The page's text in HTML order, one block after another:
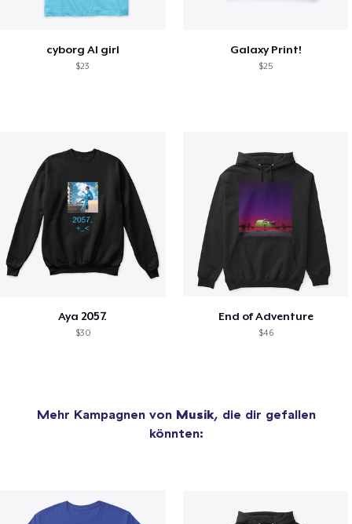
cyborg AI girl
$23
Galaxy Print!
$25
Aya 2057.
$30
End of Adventure
$46
Mehr Kampagnen von Musik, die dir gefallen
könnten: